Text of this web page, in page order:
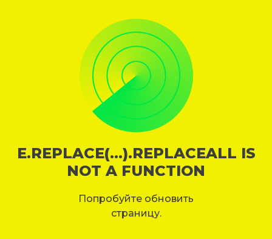
E.REPLACE(...).REPLACEALL IS
NOT A FUNCTION
Попробуйте обновить
страницу.